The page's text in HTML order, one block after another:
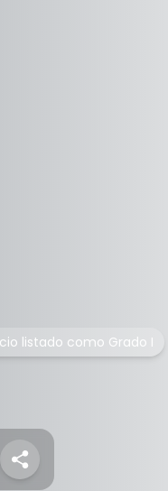
listado como Grado I